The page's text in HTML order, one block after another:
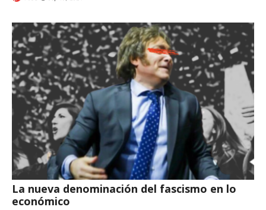
La nueva denominación del fascismo en lo
económico